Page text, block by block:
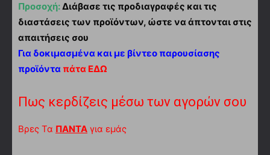
Προσοχή:Διάβασε τις προδιαγραφές και τις
διαστάσεις των προϊόντων, ώστε να άπτονται στις
απαιτήσεις σου
Για δοκιμασμένα και με βίντεο παρουσίασης
προϊόντα πάτα ΕΔΩ
Πως κερδίζεις μέσω των αγορών σου
Βρες Τα ΠΑΝΤΑ για εμάς